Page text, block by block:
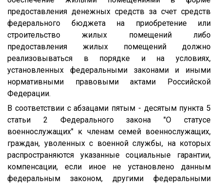
предоставления денежных средств за счет средств
федерального бюджета на приобретение или
строительство жилых помещений либо
предоставления жилых помещений должно
реализовываться в порядке и на условиях,
установленных федеральными законами и иными
нормативными правовыми актами Российской
Федерации.
В соответствии с абзацами пятым - десятым пункта 5
статьи 2 Федерального закона "О статусе
военнослужащих" к членам семей военнослужащих,
граждан, уволенных с военной службы, на которых
распространяются указанные социальные гарантии,
компенсации, если иное не установлено данным
федеральным законом, другими федеральными